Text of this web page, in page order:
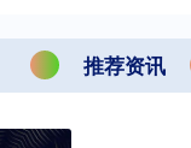
推荐资讯